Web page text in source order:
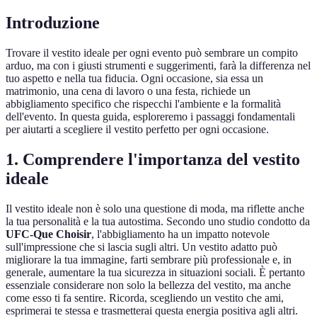
Introduzione
Trovare il vestito ideale per ogni evento può sembrare un compito
arduo, ma con i giusti strumenti e suggerimenti, farà la differenza nel
tuo aspetto e nella tua fiducia. Ogni occasione, sia essa un
matrimonio, una cena di lavoro o una festa, richiede un
abbigliamento specifico che rispecchi l'ambiente e la formalità
dell'evento. In questa guida, esploreremo i passaggi fondamentali
per aiutarti a scegliere il vestito perfetto per ogni occasione.
1. Comprendere l'importanza del vestito
ideale
Il vestito ideale non è solo una questione di moda, ma riflette anche
la tua personalità e la tua autostima. Secondo uno studio condotto da
UFC-Que Choisir, l'abbigliamento ha un impatto notevole
sull'impressione che si lascia sugli altri. Un vestito adatto può
migliorare la tua immagine, farti sembrare più professionale e, in
generale, aumentare la tua sicurezza in situazioni sociali. È pertanto
essenziale considerare non solo la bellezza del vestito, ma anche
come esso ti fa sentire. Ricorda, scegliendo un vestito che ami,
esprimerai te stessa e trasmetterai questa energia positiva agli altri.